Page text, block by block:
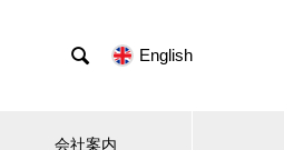
 English
会社案内